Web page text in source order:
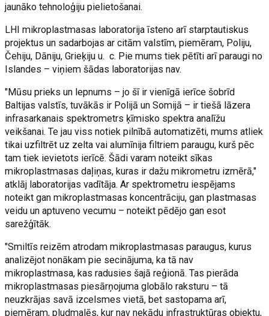
jaunāko tehnoloģiju pielietošanai.
LHI mikroplastmasas laboratorija īsteno arī starptautiskus
projektus un sadarbojas ar citām valstīm, piemēram, Poliju,
Čehiju, Dāniju, Grieķiju u. c. Pie mums tiek pētīti arī paraugi no
Islandes – viņiem šādas laboratorijas nav.
"Mūsu prieks un lepnums – jo šī ir vienīgā ierīce šobrīd
Baltijas valstīs, tuvākās ir Polijā un Somijā – ir tiešā lāzera
infrasarkanais spektrometrs ķīmisko spektra analīžu
veikšanai. Te jau viss notiek pilnībā automatizēti, mums atliek
tikai uzfiltrēt uz zelta vai alumīnija filtriem paraugu, kurš pēc
tam tiek ievietots ierīcē. Šādi varam noteikt sīkas
mikroplastmasas daļiņas, kuras ir dažu mikrometru izmērā,"
atklāj laboratorijas vadītāja. Ar spektrometru iespējams
noteikt gan mikroplastmasas koncentrāciju, gan plastmasas
veidu un aptuveno vecumu – noteikt pēdējo gan esot
sarežģītāk.
"Smiltīs reizēm atrodam mikroplastmasas paraugus, kurus
analizējot nonākam pie secinājuma, ka tā nav
mikroplastmasa, kas radusies šajā reģionā. Tas pierāda
mikroplastmasas piesārņojuma globālo raksturu – tā
neuzkrājas savā izcelsmes vietā, bet sastopama arī,
piemēram, pludmalēs, kur nav nekādu infrastruktūras objektu,